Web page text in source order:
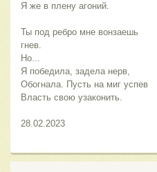
Я же в плену агоний.
Ты под ребро мне вонзаешь
гнев.
Но...
Я победила, задела нерв,
Обогнала. Пусть на миг успев
Власть свою узаконить.
28.02.2023